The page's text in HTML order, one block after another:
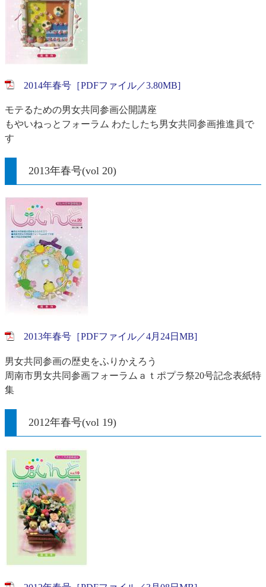
2014年春号［PDFファイル／3.80MB]
モテるための男女共同参画公開講座
もやいねっとフォーラム わたしたち男女共同参画推進員で
す
2013年春号(vol 20)
2013年春号［PDFファイル／4月24日MB]
男女共同参画の歴史をふりかえろう
周南市男女共同参画フォーラムａｔポプラ祭20号記念表紙特
集
2012年春号(vol 19)